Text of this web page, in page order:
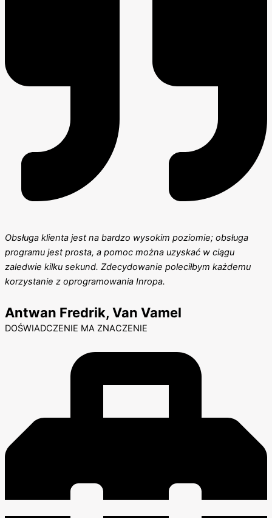
Obsługa klienta jest na bardzo wysokim poziomie; obsługa
programu jest prosta, a pomoc można uzyskać w ciągu
zaledwie kilku sekund. Zdecydowanie poleciłbym każdemu
korzystanie z oprogramowania Inropa.
Antwan Fredrik, Van Vamel
DOŚWIADCZENIE MA ZNACZENIE